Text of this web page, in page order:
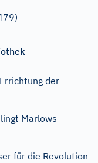
der
Marlows
für die Revolution